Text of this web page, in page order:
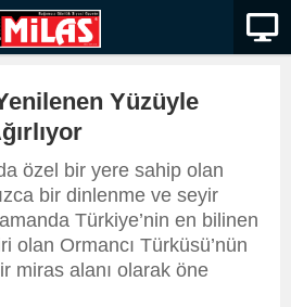
Yüzüyle
özel bir yere sahip olan
bir dinlenme ve seyir
Türkiye’nin en bilinen
olan Ormancı Türküsü’nün
miras alanı olarak öne